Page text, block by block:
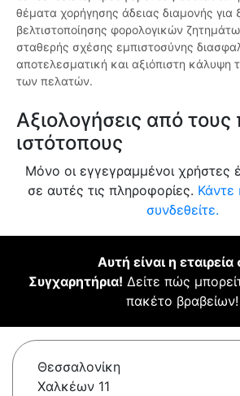
θέματα χορήγησης άδειας διαμονής για
βελτιστοποίησης φορολογικών
σταθερής σχέσης εμπιστοσύνης
αποτελεσματική και αξιόπιστη κάλυψη
των πελατών.
Αξιολογήσεις από
ιστότοπους
Μόνο οι εγγεγραμμένοι χρήστες
σε αυτές τις πληροφορίες. Κάντε
συνδεθείτε.
Αυτή είναι η εταιρεία
Συγχαρητήρια! Δείτε πώς
πακέτο βραβείων!
Θεσσαλονίκη
Χαλκέων 11